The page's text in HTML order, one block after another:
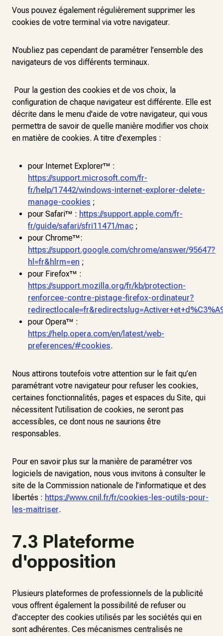
Vous pouvez également régulièrement supprimer les
cookies de votre terminal via votre navigateur.
N’oubliez pas cependant de paramétrer l’ensemble des
navigateurs de vos différents terminaux.
Pour la gestion des cookies et de vos choix, la
configuration de chaque navigateur est différente. Elle est
décrite dans le menu d'aide de votre navigateur, qui vous
permettra de savoir de quelle manière modifier vos choix
en matière de cookies. A titre d’exemples :
pour Internet Explorer™ :
https://support.microsoft.com/fr-
fr/help/17442/windows-internet-explorer-delete-
manage-cookies ;
pour Safari™ : https://support.apple.com/fr-
fr/guide/safari/sfri11471/mac ;
pour Chrome™:
https://support.google.com/chrome/answer/95647?
hl=fr&hlrm=en ;
pour Firefox™ :
https://support.mozilla.org/fr/kb/protection-
renforcee-contre-pistage-firefox-ordinateur?
pour Opera™ :
https://help.opera.com/en/latest/web-
preferences/#cookies.
Nous attirons toutefois votre attention sur le fait qu’en
paramétrant votre navigateur pour refuser les cookies,
certaines fonctionnalités, pages et espaces du Site, qui
nécessitent l’utilisation de cookies, ne seront pas
accessibles, ce dont nous ne saurions être
responsables.
Pour en savoir plus sur la manière de paramétrer vos
logiciels de navigation, nous vous invitons à consulter le
site de la Commission nationale de l’informatique et des
libertés : https://www.cnil.fr/fr/cookies-les-outils-pour-
les-maitriser.
7.3 Plateforme
d'opposition
Plusieurs plateformes de professionnels de la publicité
vous offrent également la possibilité de refuser ou
d’accepter des cookies utilisés par les sociétés qui en
sont adhérentes. Ces mécanismes centralisés ne